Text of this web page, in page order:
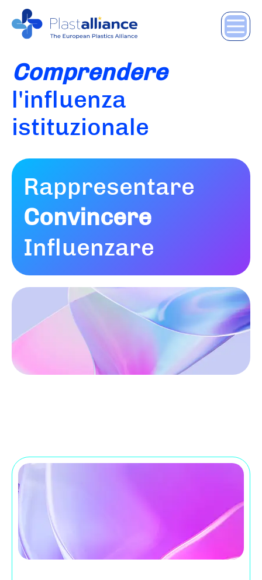
Comprendere
l'influenza
istituzionale
Rappresentare
Convincere
Influenzare